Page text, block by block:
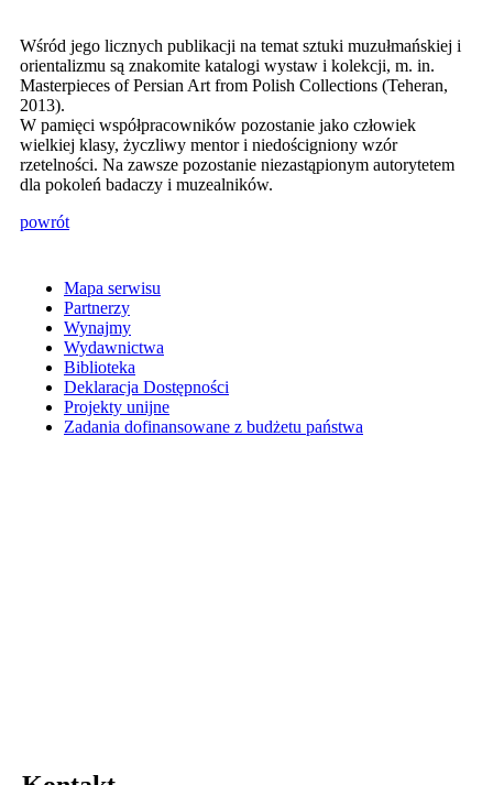
Wśród jego licznych publikacji na temat sztuki muzułmańskiej i
orientalizmu są znakomite katalogi wystaw i kolekcji, m. in.
Masterpieces of Persian Art from Polish Collections (Teheran,
2013).
W pamięci współpracowników pozostanie jako człowiek
wielkiej klasy, życzliwy mentor i niedościgniony wzór
rzetelności. Na zawsze pozostanie niezastąpionym autorytetem
dla pokoleń badaczy i muzealników.
powrót
Mapa serwisu
Partnerzy
Wynajmy
Wydawnictwa
Biblioteka
Deklaracja Dostępności
Projekty unijne
Zadania dofinansowane z budżetu państwa